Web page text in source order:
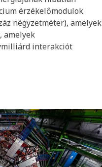
érzékelőmodulok
négyzetméter), amelyek
amelyek
interakciót